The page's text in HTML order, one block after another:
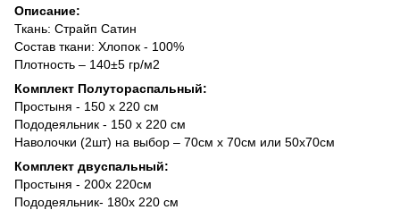
Описание:
Ткань: Страйп Сатин
Состав ткани: Хлопок - 100%
Плотность – 140±5 гр/м2
Комплект Полутораспальный:
Простыня - 150 х 220 см
Пододеяльник - 150 х 220 см
Наволочки (2шт) на выбор – 70см х 70см или 50х70см
Комплект двуспальный:
Простыня - 200х 220см
Пододеяльник- 180х 220 см